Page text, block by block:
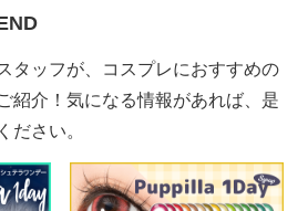
タッフが、コスプレにおすすめの
紹介！気になる情報があれば、是
ださい。